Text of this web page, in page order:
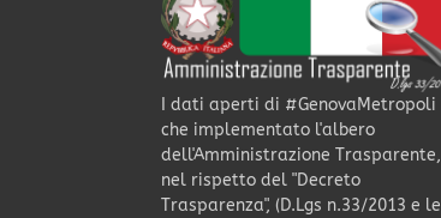
I dati aperti di #GenovaMetropoli
che implementato l'albero
dell'Amministrazione Trasparente,
nel rispetto del "Decreto
Trasparenza", (D.Lgs n.33/2013 e le